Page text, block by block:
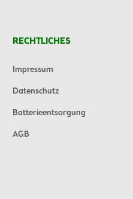
RECHTLICHES
Impressum
Datenschutz
Batterieentsorgung
AGB